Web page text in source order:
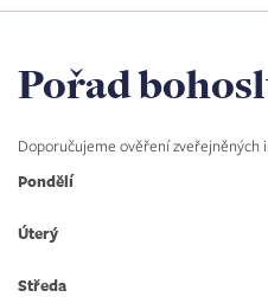
Pořad
Doporučujeme ověření zveřejněných
Pondělí
Úterý
Středa